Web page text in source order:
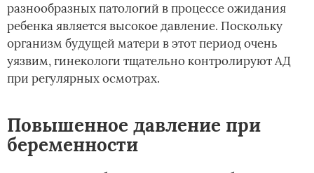
разнообразных патологий в процессе ожидания
ребенка является высокое давление. Поскольку
организм будущей матери в этот период очень
уязвим, гинекологи тщательно контролируют АД
при регулярных осмотрах.
Повышенное давление при
беременности